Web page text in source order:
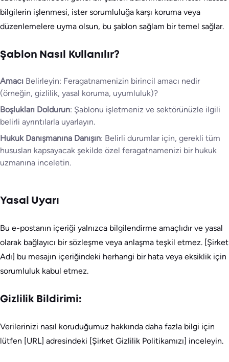
bilgilerin işlenmesi, ister sorumluluğa karşı koruma veya
düzenlemelere uyma olsun, bu şablon sağlam bir temel sağlar.
Şablon Nasıl Kullanılır?
Amacı Belirleyin: Feragatnamenizin birincil amacı nedir
(örneğin, gizlilik, yasal koruma, uyumluluk)?
Boşlukları Doldurun: Şablonu işletmeniz ve sektörünüzle ilgili
belirli ayrıntılarla uyarlayın.
Hukuk Danışmanına Danışın: Belirli durumlar için, gerekli tüm
hususları kapsayacak şekilde özel feragatnamenizi bir hukuk
uzmanına inceletin.
Yasal Uyarı
Bu e-postanın içeriği yalnızca bilgilendirme amaçlıdır ve yasal
olarak bağlayıcı bir sözleşme veya anlaşma teşkil etmez. [Şirket
Adı] bu mesajın içeriğindeki herhangi bir hata veya eksiklik için
sorumluluk kabul etmez.
Gizlilik Bildirimi:
Verilerinizi nasıl koruduğumuz hakkında daha fazla bilgi için
lütfen [URL] adresindeki [Şirket Gizlilik Politikamızı] inceleyin.